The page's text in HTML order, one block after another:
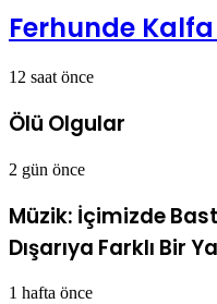
Ferhunde
12 saat önce
Ölü Olgular
2 gün önce
Müzik: İçimizde
Dışarıya Farklı Bir
1 hafta önce